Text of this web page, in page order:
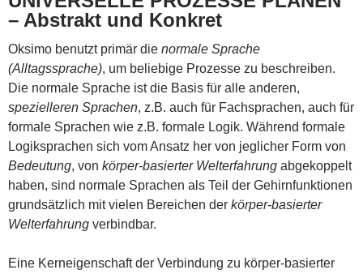
– Abstrakt und Konkret
Oksimo benutzt primär die normale Sprache
(Alltagssprache), um beliebige Prozesse zu beschreiben.
Die normale Sprache ist die Basis für alle anderen,
spezielleren Sprachen, z.B. auch für Fachsprachen, auch für
formale Sprachen wie z.B. formale Logik. Während formale
Logiksprachen sich vom Ansatz her von jeglicher Form von
Bedeutung, von körper-basierter Welterfahrung abgekoppelt
haben, sind normale Sprachen als Teil der Gehirnfunktionen
grundsätzlich mit vielen Bereichen der körper-basierter
Welterfahrung verbindbar.
Eine Kerneigenschaft der Verbindung zu körper-basierter